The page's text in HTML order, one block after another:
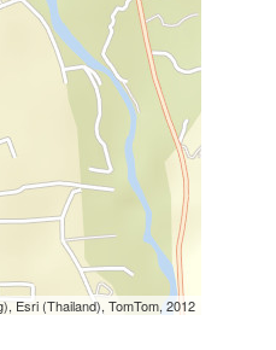
Esri (Thailand), TomTom, 2012